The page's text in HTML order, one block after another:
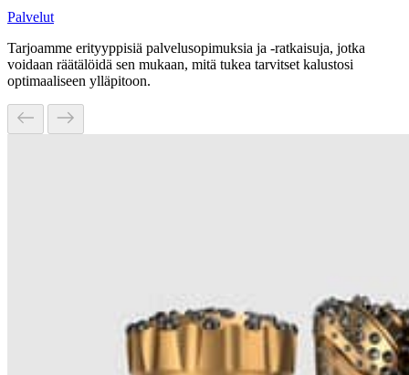
Palvelut
Tarjoamme erityyppisiä palvelusopimuksia ja -ratkaisuja, jotka
voidaan räätälöidä sen mukaan, mitä tukea tarvitset kalustosi
optimaaliseen ylläpitoon.